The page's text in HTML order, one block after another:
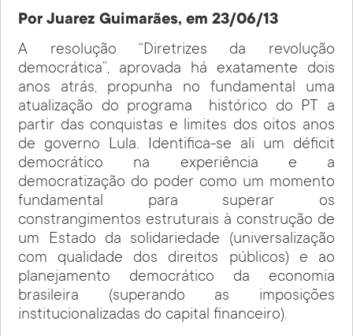
Por Juarez Guimarães, em 23/06/13
A resolução “Diretrizes da revolução
democrática”, aprovada há exatamente dois
anos atrás, propunha no fundamental uma
atualização do programa histórico do PT a
partir das conquistas e limites dos oitos anos
de governo Lula. Identifica-se ali um déficit
democrático na experiência e a
democratização do poder como um momento
fundamental para superar os
constrangimentos estruturais à construção de
um Estado da solidariedade (universalização
com qualidade dos direitos públicos) e ao
planejamento democrático da economia
brasileira (superando as imposições
institucionalizadas do capital financeiro).